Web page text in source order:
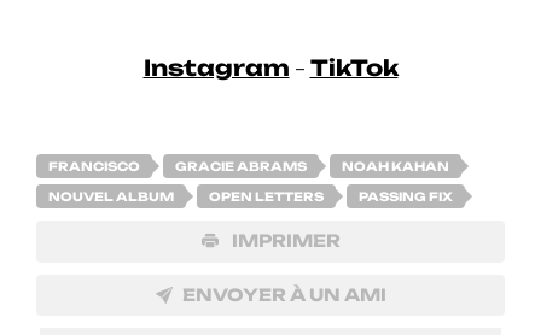
Instagram – TikTok
FRANCISCO GRACIE ABRAMS NOAH KAHAN
NOUVEL ALBUM OPEN LETTERS PASSING FIX
IMPRIMER
ENVOYER À UN AMI